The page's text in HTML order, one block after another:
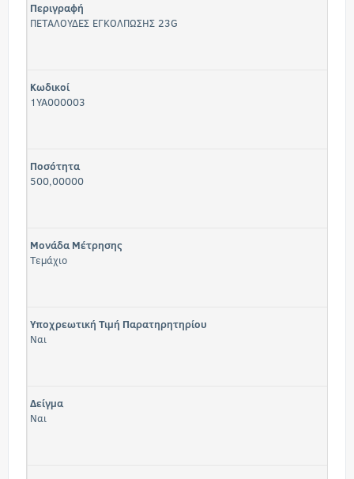
Περιγραφή
ΠΕΤΑΛΟΥΔΕΣ ΕΓΚΟΛΠΩΣΗΣ 23G
Κωδικοί
1ΥΑ000003
Ποσότητα
500,00000
Μονάδα Μέτρησης
Τεμάχιο
Υποχρεωτική Τιμή Παρατηρητηρίου
Ναι
Δείγμα
Ναι